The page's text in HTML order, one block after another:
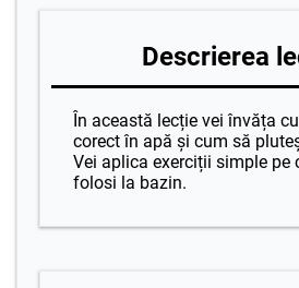
Descrierea
În această lecție vei învăța
corect în apă și cum să
Vei aplica exerciții simple pe
folosi la bazin.